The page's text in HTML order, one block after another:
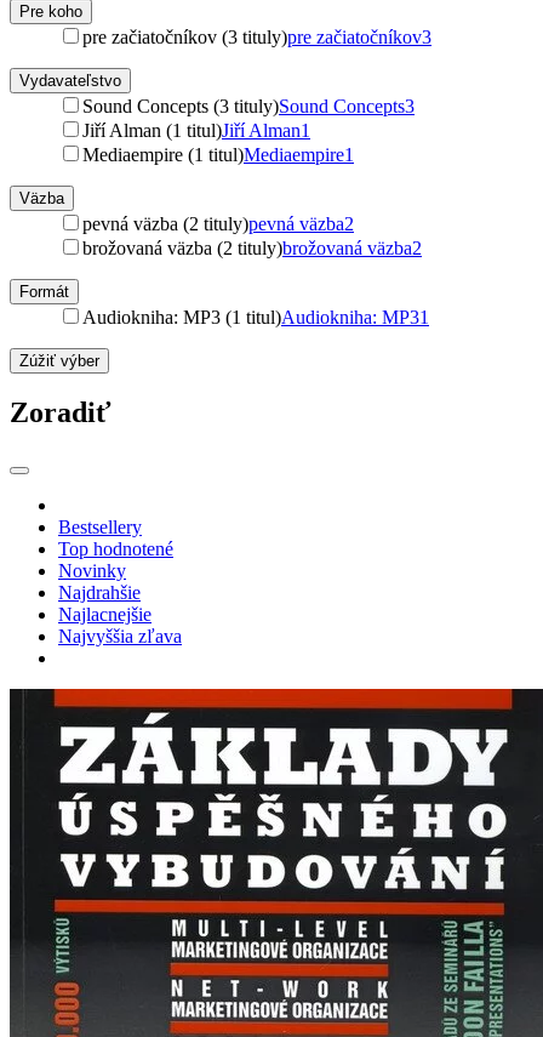
Pre koho
pre začiatočníkov (3 tituly)pre začiatočníkov3
Vydavateľstvo
Sound Concepts (3 tituly)Sound Concepts3
Jiří Alman (1 titul)Jiří Alman1
Mediaempire (1 titul)Mediaempire1
Väzba
pevná väzba (2 tituly)pevná väzba2
brožovaná väzba (2 tituly)brožovaná väzba2
Formát
Audiokniha: MP3 (1 titul)Audiokniha: MP31
Zúžiť výber
Zoradiť
Bestsellery
Top hodnotené
Novinky
Najdrahšie
Najlacnejšie
Najvyššia zľava